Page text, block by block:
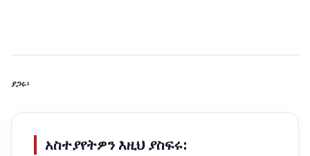
ያጋሩ፡
አስተያየትዎን እዚህ ያስፍሩ: